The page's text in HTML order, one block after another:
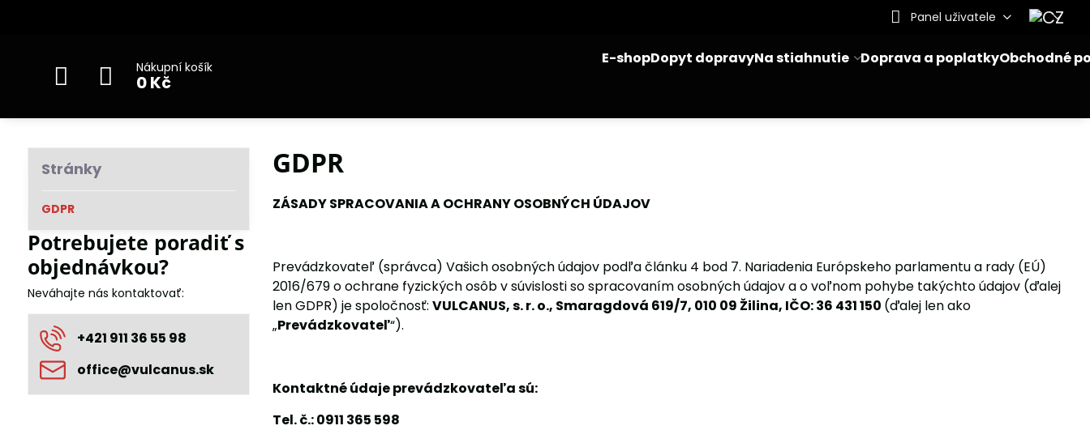
Panel uživatele
Nákupní košík
0 Kč
E-shopDopyt dopravyNa stiahnutie Doprava a poplatkyObchodné
GDPR
ZÁSADY SPRACOVANIA A OCHRANY OSOBNÝCH ÚDAJOV
Prevádzkovateľ (správca) Vašich osobných údajov podľa článku 4 bod 7. Nariadenia Európskeho parlamentu a rady (EÚ)
2016/679 o ochrane fyzických osôb v súvislosti so spracovaním osobných údajov a o voľnom pohybe takýchto údajov (ďalej
len GDPR) je spoločnosť:VULCANUS, s. r. o., Smaragdová 619/7, 010 09 Žilina, IČO: 36 431 150 (ďalej len ako
„Prevádzkovateľ“).
Kontaktné údaje prevádzkovateľa sú:
Tel. č.: 0911 365 598
Stránky
GDPR
Potrebujete poradiť s
objednávkou?
Neváhajte nás kontaktovať:
+421 911 36 55 98
office​@vulcanus​.sk